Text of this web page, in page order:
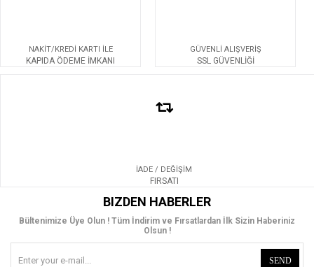
NAKİT/KREDİ KARTI İLE
KAPIDA ÖDEME İMKANI
GÜVENLİ ALIŞVERİŞ
SSL GÜVENLİĞİ
İADE / DEĞİŞİM
FIRSATI
BIZDEN HABERLER
Bültenimize Üye Olun ! Tüm İndirim ve Fırsatlardan İlk Sizin Haberiniz
Olsun !
SEND